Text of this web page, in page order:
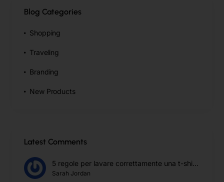
Blog Categories
Shopping
Traveling
Branding
New Products
Latest Comments
5 regole per lavare correttamente una t-shirt personalizzata
Sarah Jordan